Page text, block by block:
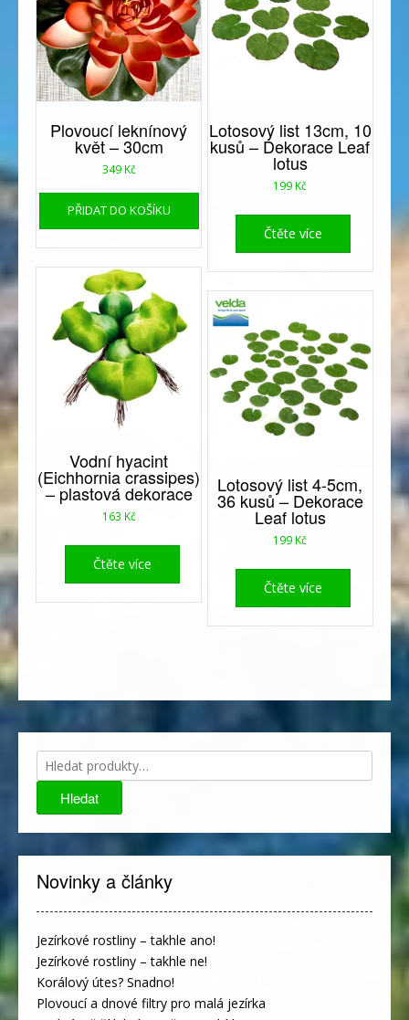
Plovoucí leknínový
květ – 30cm
349 Kč
PŘIDAT DO KOŠÍKU
Lotosový list 13cm, 10
kusů – Dekorace Leaf
lotus
199 Kč
Čtěte více
Vodní hyacint
(Eichhornia crassipes)
– plastová dekorace
163 Kč
Čtěte více
Lotosový list 4-5cm,
36 kusů – Dekorace
Leaf lotus
199 Kč
Čtěte více
Hledat:
Hledat
Novinky a články
Jezírkové rostliny – takhle ano!
Jezírkové rostliny – takhle ne!
Korálový útes? Snadno!
Plovoucí a dnové filtry pro malá jezírka